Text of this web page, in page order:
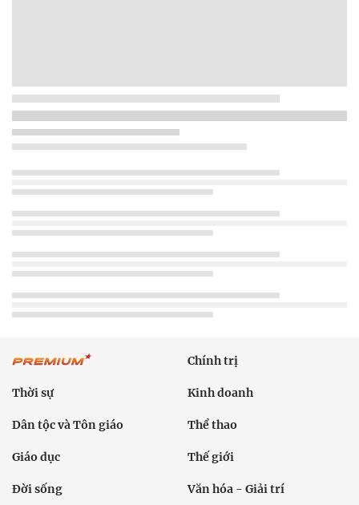
Chính trị
Thời sự Kinh doanh
Dân tộc và Tôn giáo Thể thao
Giáo dục Thế giới
Đời sống Văn hóa - Giải trí